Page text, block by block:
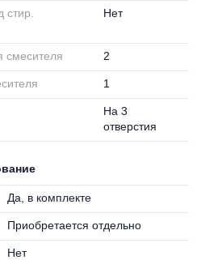
стир.
Нет
смесителя 2
1
На 3
отверстия
Да, в комплекте
Приобретается отдельно
Нет